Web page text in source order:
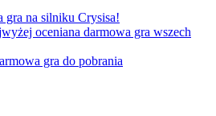
gra na silniku Crysisa!
oceniana darmowa gra wszech
gra do pobrania